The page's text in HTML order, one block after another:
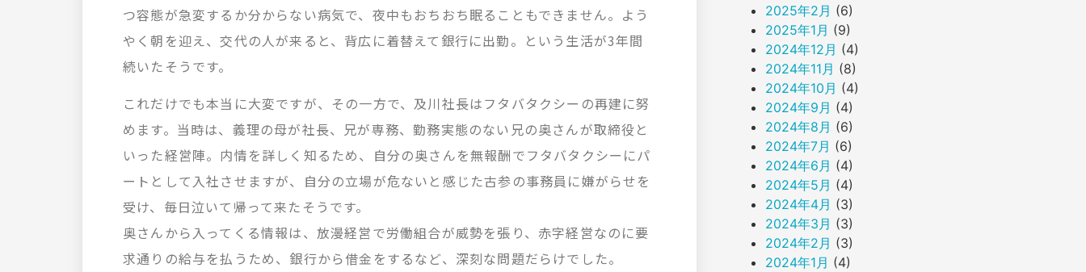
つ容態が急変するか分からない病気で、夜中もおちおち眠ることもできません。よう
やく朝を迎え、交代の人が来ると、背広に着替えて銀行に出勤。という生活が3年間
続いたそうです。
これだけでも本当に大変ですが、その一方で、及川社長はフタバタクシーの再建に努
めます。当時は、義理の母が社長、兄が専務、勤務実態のない兄の奥さんが取締役と
いった経営陣。内情を詳しく知るため、自分の奥さんを無報酬でフタバタクシーにパ
ートとして入社させますが、自分の立場が危ないと感じた古参の事務員に嫌がらせを
受け、毎日泣いて帰って来たそうです。
奥さんから入ってくる情報は、放漫経営で労働組合が威勢を張り、赤字経営なのに要
求通りの給与を払うため、銀行から借金をするなど、深刻な問題だらけでした。
2025年2月 (6)
2025年1月 (9)
2024年12月 (4)
2024年11月 (8)
2024年10月 (4)
2024年9月 (4)
2024年8月 (6)
2024年7月 (6)
2024年6月 (4)
2024年5月 (4)
2024年4月 (3)
2024年3月 (3)
2024年2月 (3)
2024年1月 (4)